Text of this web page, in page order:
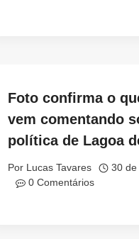
Foto confirma o
vem comentando
política de Lagoa
Por Lucas Tavares
30 de
0 Comentários